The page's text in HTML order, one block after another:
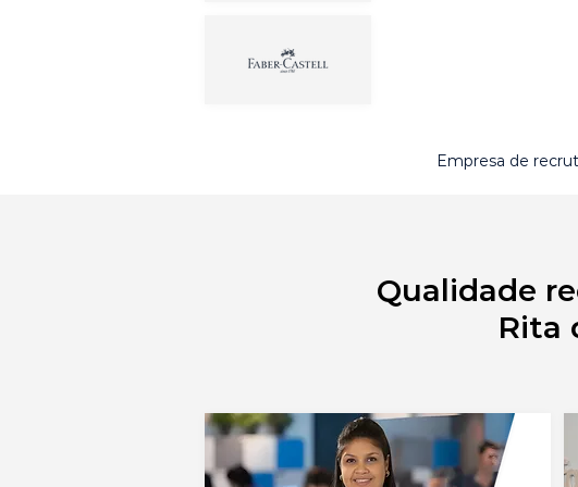
Empresa de
Qualidade
Rita